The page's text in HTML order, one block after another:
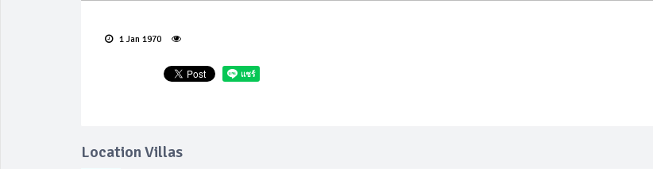
1 Jan 1970
Location Villas